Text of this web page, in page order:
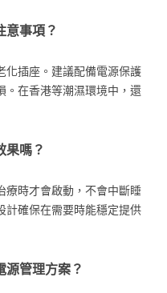
意事項？
化插座。建議配備電源保護
。在香港等潮濕環境中，還
果嗎？
療時才會啟動，不會中斷睡
計確保在需要時能穩定提供
源管理方案？